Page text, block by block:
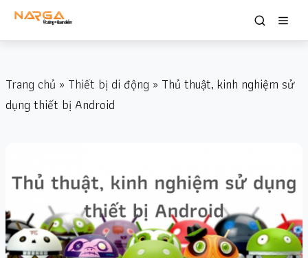
Trang chủ » Thiết bị di động » Thủ thuật, kinh nghiệm sử
dụng thiết bị Android